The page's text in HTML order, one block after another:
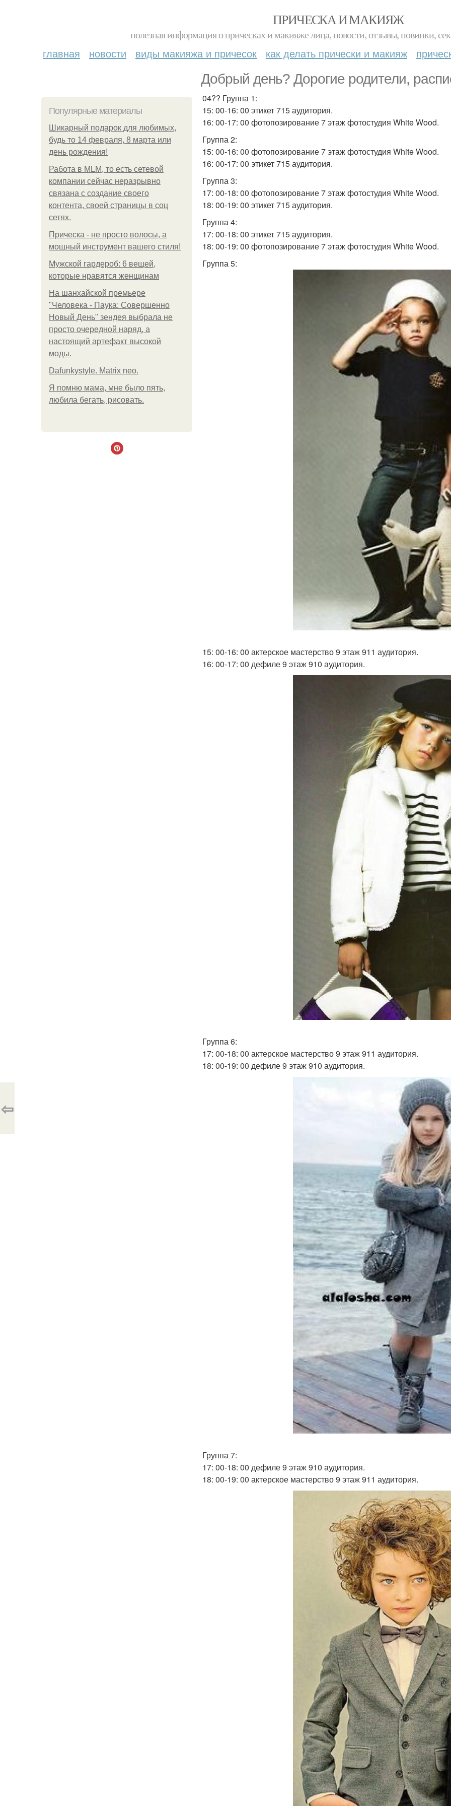
ПРИЧЕСКА И МАКИЯЖ
полезная информация о прическах и макияже лица, новости, отзывы, новинки,
главная новости виды макияжа и причесок как делать прически и макияж
Добрый день? Дорогие родители,
Популярные материалы
Шикарный подарок для любимых,
будь то 14 февраля, 8 марта или
день рождения!
Работа в MLM, то есть сетевой
компании сейчас неразрывно
связана с создание своего
контента, своей страницы в соц
сетях.
Прическа - не просто волосы, а
мощный инструмент вашего стиля!
Мужской гардероб: 6 вещей,
которые нравятся женщинам
На шанхайской премьере
"Человека - Паука: Совершенно
Новый День" зендея выбрала не
просто очередной наряд, а
настоящий артефакт высокой
моды.
Dafunkystyle. Matrix neo.
Я помню мама, мне было пять,
любила бегать, рисовать.
04?? Группа 1:
15: 00-16: 00 этикет 715 аудитория.
16: 00-17: 00 фотопозирование 7 этаж фотостудия White Wood.
Группа 2:
15: 00-16: 00 фотопозирование 7 этаж фотостудия White Wood.
16: 00-17: 00 этикет 715 аудитория.
Группа 3:
17: 00-18: 00 фотопозирование 7 этаж фотостудия White Wood.
18: 00-19: 00 этикет 715 аудитория.
Группа 4:
17: 00-18: 00 этикет 715 аудитория.
18: 00-19: 00 фотопозирование 7 этаж фотостудия White Wood.
Группа 5:
15: 00-16: 00 актерское мастерство 9 этаж 911 аудитория.
16: 00-17: 00 дефиле 9 этаж 910 аудитория.
Группа 6:
17: 00-18: 00 актерское мастерство 9 этаж 911 аудитория.
18: 00-19: 00 дефиле 9 этаж 910 аудитория.
Группа 7:
17: 00-18: 00 дефиле 9 этаж 910 аудитория.
18: 00-19: 00 актерское мастерство 9 этаж 911 аудитория.
⇦